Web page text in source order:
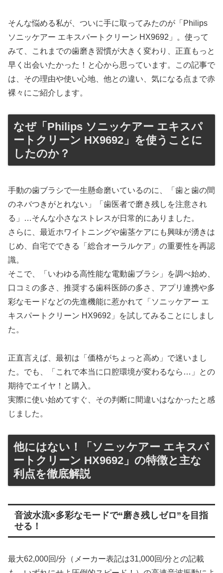
そんな悩める私が、ついに手に取ってみたのが「Philips
ソニッケアー エキスパートクリーン HX9692」。使って
みて、これまでの歯磨き習慣が大きく変わり、正直もっと
早く出会いたかった！と心から思っています。この記事で
は、その理由や使い心地、他との違い、気になる点まで赤
裸々にご紹介します。
なぜ「Philips ソニッケアー エキスパ
ートクリーン HX9692」を使うことに
したのか？
手動の歯ブラシで一生懸命磨いているのに、「歯と歯の間
のネバつきがとれない」「歯医者で磨き残しを注意され
る」…そんな小さなストレスが日常的にありました。
さらに、最近ホワイトニングや歯茎ケアにも興味が湧きは
じめ、自宅でできる「総合オーラルケア」の重要性を再認
識。
そこで、「いわゆる高性能な電動歯ブラシ」を調べ始め、
口コミの多さ、推奨する歯科医師の多さ、アプリ連携や多
彩なモードなどの先進機能に惹かれて「ソニッケアー エ
キスパートクリーン HX9692」を試してみることにしまし
た。
正直言えば、最初は「価格がちょっと高め」で迷いまし
た。でも、「これで本当に口腔環境が変わるなら…」との
期待でエイヤ！と購入。
実際に使い始めてすぐ、その判断に間違いはなかったと感
じました。
他にはない！「ソニッケアー エキスパ
ートクリーン HX9692」の特徴と主な
利点を徹底解説
音波水流×多彩なモードで“磨き残しゼロ”を目指
せる！
最大62,000回/分（メーカー表記は31,000回/分との記載